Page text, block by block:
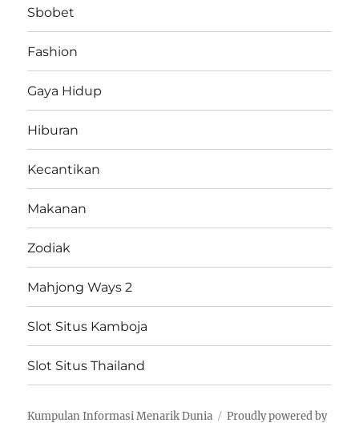
Sbobet
Fashion
Gaya Hidup
Hiburan
Kecantikan
Makanan
Zodiak
Mahjong Ways 2
Slot Situs Kamboja
Slot Situs Thailand
Kumpulan Informasi Menarik Dunia Proudly powered by